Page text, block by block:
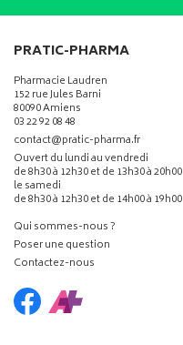
PRATIC-PHARMA
Pharmacie Laudren
152 rue Jules Barni
80090 Amiens
03 22 92 08 48
contact-
@-
pratic-pharma.fr
Ouvert du lundi au vendredi
de 8h30 à 12h30 et de 13h30 à 20h00
le samedi
de 8h30 à 12h30 et de 14h00 à 19h00
Qui sommes-nous ?
Poser une question
Contactez-nous